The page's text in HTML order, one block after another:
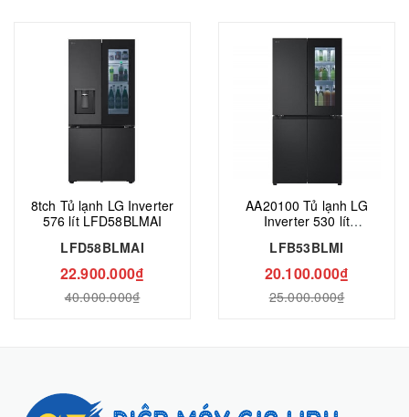
8tch Tủ lạnh LG Inverter
576 lít LFD58BLMAI
LFD58BLMAI
22.900.000₫
40.000.000₫
AA20100 Tủ lạnh LG
Inverter 530 lít
LFB53BLMI
20.100.000₫
25.000.000₫